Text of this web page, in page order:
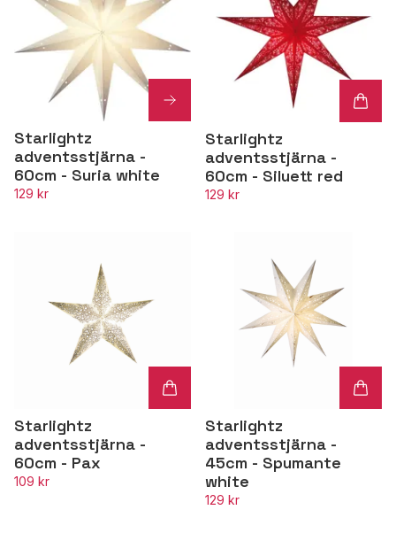
Starlightz
adventsstjärna -
60cm - Suria white
129 kr
Starlightz
adventsstjärna -
60cm - Siluett red
129 kr
Starlightz
adventsstjärna -
60cm - Pax
109 kr
Starlightz
adventsstjärna -
45cm - Spumante
white
129 kr